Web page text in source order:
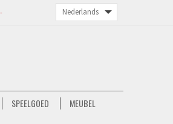
SPEELGOED
MEUBEL